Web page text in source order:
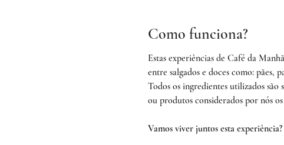
Como funciona?
Estas experiências de Café da
entre salgados e doces como: pães,
Todos os ingredientes utilizados
ou produtos considerados por nós
Vamos viver juntos esta experiência?